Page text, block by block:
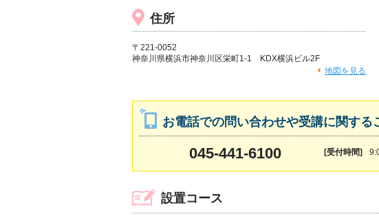
住所
〒221-0052
神奈川県横浜市神奈川区栄町1-1 KDX横浜ビル2F
地図を見る
お電話での問い合わせや受講に関する
045-441-6100 [受付時間]
設置コース